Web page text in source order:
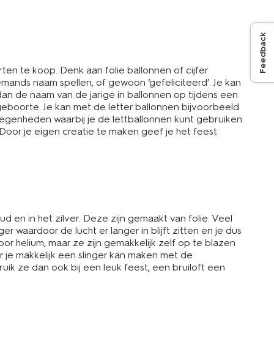
Feedback
te koop. Denk aan folie ballonnen of cijfer
naam spellen, of gewoon ‘gefeliciteerd’. Je kan
de naam van de jarige in ballonnen op tijdens een
Je kan met de letter ballonnen bijvoorbeeld
waarbij je de lettballonnen kunt gebruiken
je eigen creatie te maken geef je het feest
en in het zilver. Deze zijn gemaakt van folie. Veel
waardoor de lucht er langer in blijft zitten en je dus
helium, maar ze zijn gemakkelijk zelf op te blazen
makkelijk een slinger kan maken met de
ze dan ook bij een leuk feest, een bruiloft een